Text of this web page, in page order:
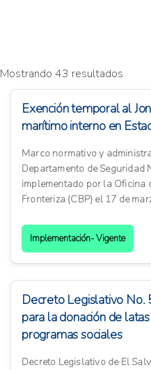
Mostrando 43 resultados
Exención temporal al
marítimo interno en
Marco normativo y
Departamento de Seguridad
implementado por la Oficina
Fronteriza (CBP) el 17 de
Implementación- Vigente
Decreto Legislativo No.
para la donación de
programas sociales
Decreto Legislativo de El